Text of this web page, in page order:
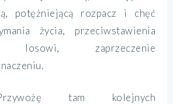
potężniejącą rozpacz i chęć
życia, przeciwstawienia
zaprzeczenie
tam kolejnych